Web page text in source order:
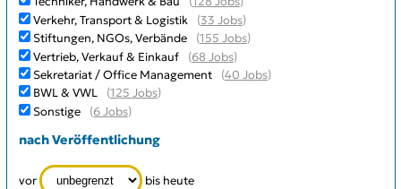
Verkehr, Transport & Logistik
(33 Jobs)
Stiftungen, NGOs, Verbände
(155 Jobs)
Vertrieb, Verkauf & Einkauf
(68 Jobs)
Sekretariat / Office Management
(40 Jobs)
BWL & VWL
(125 Jobs)
Sonstige
(6 Jobs)
nach Veröffentlichung
vor bis heute